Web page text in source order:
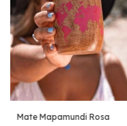
Mate Mapamundi Rosa